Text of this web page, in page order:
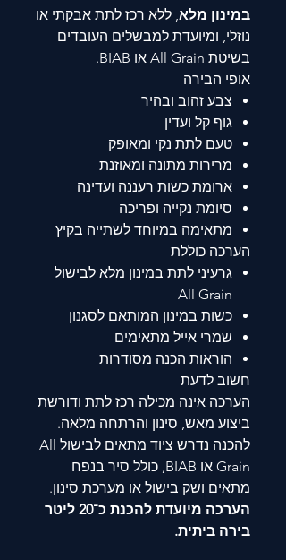
במינון מלא, ללא רכז לתת אבקתי או
נוזלי, ומיועדת למבשלים העובדים
בשיטת All Grain או BIAB.
אופי הבירה
צבע זהוב ובהיר
גוף קל ועדין
טעם לתת נקי ומאופק
מרירות מתונה ומאוזנת
ארומת כשות רעננה ועדינה
סיומת נקייה ופריכה
מתאימה במיוחד לשתייה בקיץ
הערכה כוללת
גרעיני לתת במינון מלא לבישול
All Grain
כשות במינון המותאם לסגנון
שמרי אייל מתאימים
הוראות הכנה מסודרות
חשוב לדעת
הערכה אינה מכילה רכז לתת ודורשת
ביצוע מאש, סינון והרתחה מלאה.
להכנה נדרש ציוד מתאים לבישול All
Grain או BIAB, כולל סיר בנפח
מתאים ושק בישול או מערכת סינון.
הערכה מיועדת להכנת כ־20 ליטר
בירה ביתית.